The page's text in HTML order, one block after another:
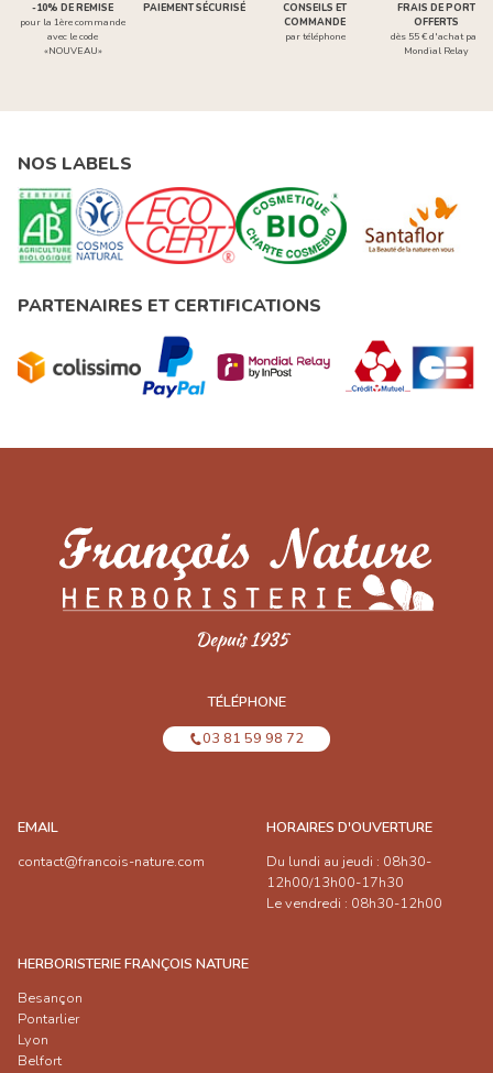
-10% DE REMISE
pour la 1ère commande
avec le code
«NOUVEAU»
PAIEMENT SÉCURISÉ
CONSEILS ET
COMMANDE
par téléphone
FRAIS DE PORT
OFFERTS
dès 55 € d'achat par
Mondial Relay
NOS LABELS
PARTENAIRES ET CERTIFICATIONS
TÉLÉPHONE
03 81 59 98 72
EMAIL
contact@francois-nature.com
HORAIRES D'OUVERTURE
Du lundi au jeudi : 08h30-
12h00/13h00-17h30
Le vendredi : 08h30-12h00
HERBORISTERIE FRANÇOIS NATURE
Besançon
Pontarlier
Lyon
Belfort